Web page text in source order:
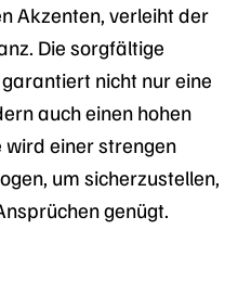
Akzenten, verleiht der
Die sorgfältige
nicht nur eine
auch einen hohen
wird einer strengen
um sicherzustellen,
genügt.